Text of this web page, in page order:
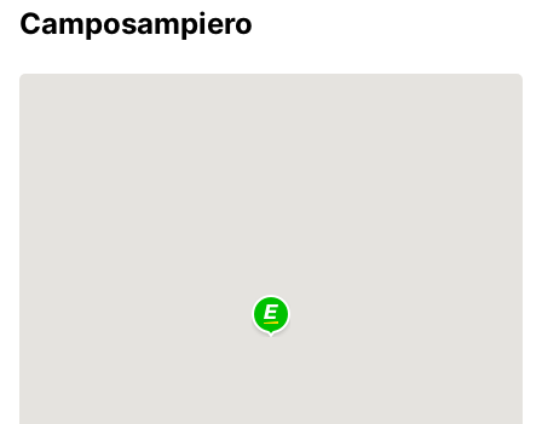
Camposampiero